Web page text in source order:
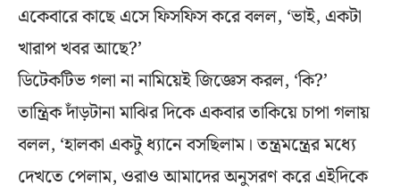
একেবারে কাছে এসে ফিসফিস করে বলল, ‘ভাই, একটা
খারাপ খবর আছে?’
ডিটেকটিভ গলা না নামিয়েই জিজ্ঞেস করল, ‘কি?’
তান্ত্রিক দাঁড়টানা মাঝির দিকে একবার তাকিয়ে চাপা গলায়
বলল, ‘হালকা একটু ধ্যানে বসছিলাম। তন্ত্রমন্ত্রের মধ্যে
দেখতে পেলাম, ওরাও আমাদের অনুসরণ করে এইদিকে